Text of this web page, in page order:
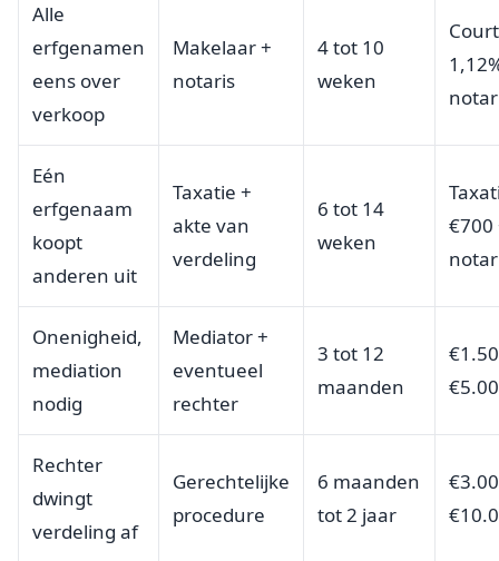
Alle
erfgenamen
eens over
verkoop
Makelaar +
notaris
4 tot 10
weken
Eén
erfgenaam
koopt
anderen uit
Taxatie +
akte van
verdeling
6 tot 14
weken
€700
Onenigheid,
mediation
nodig
Mediator +
eventueel
rechter
3 tot 12
maanden
Rechter
dwingt
verdeling af
Gerechtelijke
procedure
6 maanden
tot 2 jaar